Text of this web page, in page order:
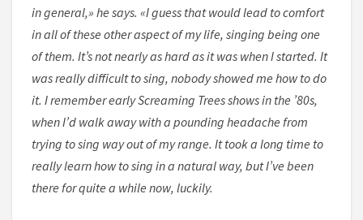
in general,» he says. «I guess that would lead to comfort
in all of these other aspect of my life, singing being one
of them. It’s not nearly as hard as it was when I started. It
was really difficult to sing, nobody showed me how to do
it. I remember early Screaming Trees shows in the ’80s,
when I’d walk away with a pounding headache from
trying to sing way out of my range. It took a long time to
really learn how to sing in a natural way, but I’ve been
there for quite a while now, luckily.